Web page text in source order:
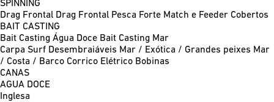
SPINNING
Drag Frontal Drag Frontal Pesca Forte Match e Feeder Cobertos
BAIT CASTING
Bait Casting Água Doce Bait Casting Mar
Carpa Surf Desembraiáveis Mar / Exótica / Grandes peixes Mar
/ Costa / Barco Corrico Elétrico Bobinas
CANAS
AGUA DOCE
Inglesa